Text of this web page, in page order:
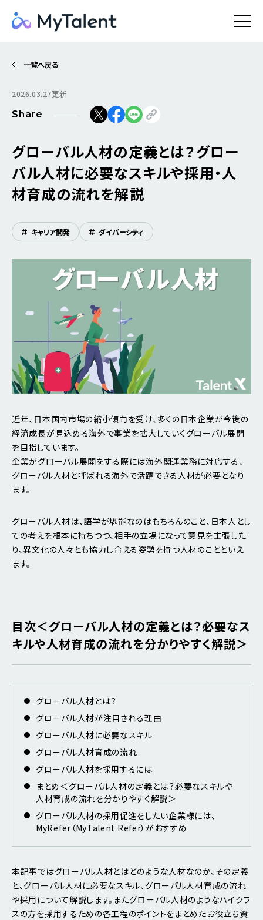
一覧へ戻る
2026.03.27更新
Share
グローバル人材の定義とは？グロー
バル人材に必要なスキルや採用・人
材育成の流れを解説
# キャリア開発 # ダイバーシティ
近年、日本国内市場の縮小傾向を受け、多くの日本企業が今後の
経済成長が見込める海外で事業を拡大していくグローバル展開
を目指しています。
企業がグローバル展開をする際には海外関連業務に対応する、
グローバル人材と呼ばれる海外で活躍できる人材が必要となり
ます。
グローバル人材は、語学が堪能なのはもちろんのこと、日本人とし
ての考えを根本に持ちつつ、相手の立場になって意見を主張した
り、異文化の人々とも協力し合える姿勢を持つ人材のことといえ
ます。
目次＜グローバル人材の定義とは？必要なス
キルや人材育成の流れを分かりやすく解説＞
グローバル人材とは？
グローバル人材が注目される理由
グローバル人材に必要なスキル
グローバル人材育成の流れ
グローバル人材を採用するには
まとめ＜グローバル人材の定義とは？必要なスキルや
人材育成の流れを分かりやすく解説＞
グローバル人材の採用促進をしたい企業様には、
MyRefer（MyTalent Refer）がおすすめ
本記事ではグローバル人材とはどのような人材なのか、その定義
と、グローバル人材に必要なスキル、グローバル人材育成の流れ
や採用について解説します。またグローバル人材のようなハイクラ
スの方を採用するための各工程のポイントをまとめたお役立ち資